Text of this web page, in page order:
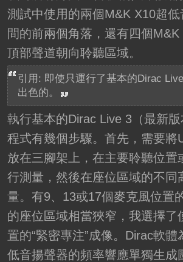
測試中使用的兩個M&K X10超
間的前兩個角落，還有四個
頂部聲道朝向聆聽區域。
引用: 即使只運行了基本的Dirac
出色的。
執行基本的Dirac Live 3（最新
程式有幾個步驟。首先，需要將
放在三腳架上，在主要聆聽位置
行測量，然後在座位區域的不同
量。有9、13或17個麥克風位置
的座位區域相當狹窄，我選擇了
置的“緊密專注”成像。Dirac軟體
低音揚聲器的頻率響應單獨生成